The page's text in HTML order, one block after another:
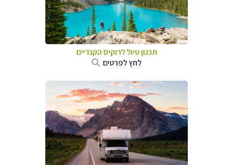
תכנון טיול לרוקיס הקנדיים
לחץ לפרטים